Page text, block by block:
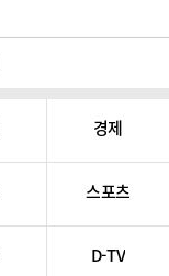
경제
스포츠
D-TV